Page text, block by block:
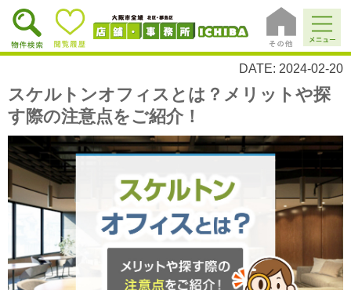
DATE: 2024-02-20
スケルトンオフィスとは？メリットや探
す際の注意点をご紹介！